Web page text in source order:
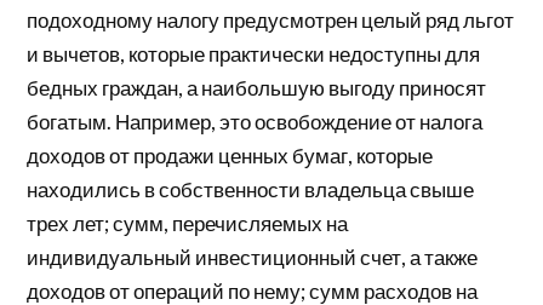
подоходному налогу предусмотрен целый ряд льгот
и вычетов, которые практически недоступны для
бедных граждан, а наибольшую выгоду приносят
богатым. Например, это освобождение от налога
доходов от продажи ценных бумаг, которые
находились в собственности владельца свыше
трех лет; сумм, перечисляемых на
индивидуальный инвестиционный счет, а также
доходов от операций по нему; сумм расходов на